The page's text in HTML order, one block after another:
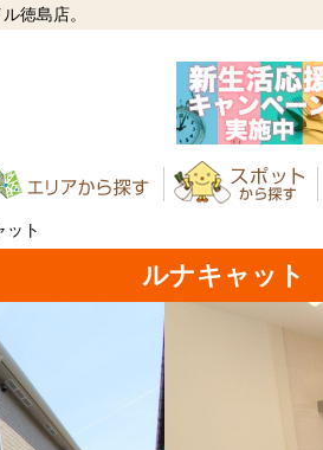
徳島店。
ット
ルナキャット